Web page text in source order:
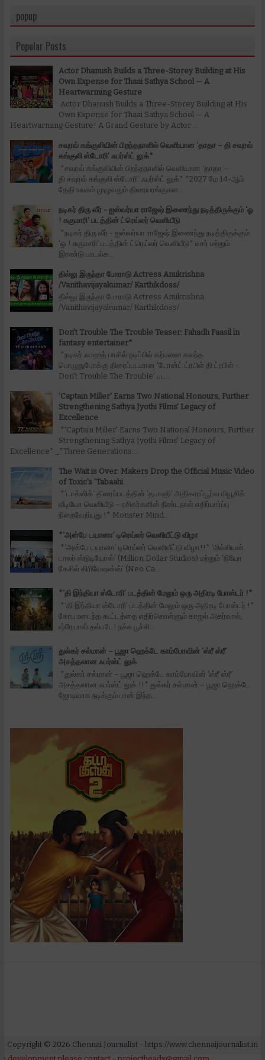
popup
Popular Posts
Actor Dhanush Builds a Three-Storey Building at His
Own Expense for Thaai Sathya School — A
Heartwarming Gesture
Actor Dhanush Builds a Three-Storey Building at His
Own Expense for Thaai Sathya School — A
Heartwarming Gesture! A Grand Gesture by Actor ...
சவுரவ் கங்குலியின் பிறந்தநாளில் வெளியான ‘தாதா – தி சவுரவ்
கங்குலி ஸ்டோரி’ ஃபர்ஸ்ட் லுக்*
*சவுரவ் கங்குலியின் பிறந்தநாளில் வெளியான ‘தாதா –
தி சவுரவ் கங்குலி ஸ்டோரி’ ஃபர்ஸ்ட் லுக்* *2027 மே 14-ஆம்
தேதி உலகம் முழுவதும் திரையரங்குகள...
நடிகர் திரு வீர் - ஐஸ்வர்யா ராஜேஷ் இணைந்து நடித்திருக்கும் 'ஓ
! சுகுமாரி' படத்தின் ட்ரெய்லர் வெளியீடு
*நடிகர் திரு வீர் - ஐஸ்வர்யா ராஜேஷ் இணைந்து நடித்திருக்கும்
'ஓ ! சுகுமாரி' படத்தின் ட்ரெய்லர் வெளியீடு* டீசர் மற்றும்
இரண்டு பாடல்க...
தில்லு இருந்தா போராடு Actress Anukrishna
/Vanithavijayakumar/ Karthikdoss/
தில்லு இருந்தா போராடு Actress Anukrishna
/Vanithavijayakumar/ Karthikdoss/
Don't Trouble The Trouble Teaser: Fahadh Faasil in
fantasy entertainer*
*நடிகர் ஃபஹத் பாசில் நடிப்பில் கற்பனை கலந்த
பொழுதுபோக்கு திரைப்படமான 'டோன்ட் ட்ரபிள் தி ட்ரபிள் -
Don't Trouble The Trouble' பட...
’Captain Miller' Earns Two National Honours, Further
Strengthening Sathya Jyothi Films' Legacy of
Excellence
*’Captain Miller' Earns Two National Honours, Further
Strengthening Sathya Jyothi Films' Legacy of
Excellence* _*Three Generations....
The Wait is Over: Makers Drop the Official Music Video
of Toxic's 'Tabaahi
*‘டாக்ஸிக்‘ திரைப்படத்தின் ‘தபாஹி’ அதிகாரப்பூர்வ மியூசிக்
வீடியோ வெளியீடு – ரசிகர்களின் நீண்டநாள் எதிர்பார்ப்பு
நிறைவேறியது !* Monster Mind...
*‘அன்பே டயானா’ டிரெய்லர் வெளியீட்டு விழா
*‘அன்பே டயானா’ டிரெய்லர் வெளியீட்டு விழா!!* ‘மில்லியன்
டாலர் ஸ்டுடியோஸ்’ (Million Dollar Studios) மற்றும் ‘நியோ
கேசில் கிரியேஷன்ஸ்’ (Neo Ca...
*‘தி இந்தியா ஸ்டோரி’ படத்தின் மேலும் ஒரு அதிரடி போஸ்டர் !*
*‘தி இந்தியா ஸ்டோரி’ படத்தின் மேலும் ஒரு அதிரடி போஸ்டர் !*
கோபமடைந்த கூட்டத்தை எதிர்கொள்ளும் காஜல் அகர்வால்,
ஷ்ரேயாஸ் தல்படே! நச்சு பூச்சி...
துல்கர் சல்மான் – பூஜா ஹெக்டே காம்போவின் ‘ஸ்ரீ ஸ்ரீ’
அசத்தலான ஃபர்ஸ்ட் லுக்
*துல்கர் சல்மான் – பூஜா ஹெக்டே காம்போவின் ‘ஸ்ரீ ஸ்ரீ’
அசத்தலான ஃபர்ஸ்ட் லுக் !!* துல்கர் சல்மான் – பூஜா ஹெக்டே
ஜோடியாக நடிக்கும் பான் இந்த...
Copyright © 2026 Chennai Journalist - https://www.chennaijournalist.in